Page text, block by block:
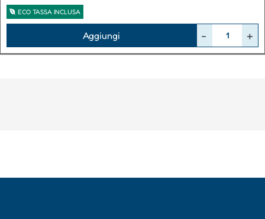
ECO TASSA INCLUSA
Aggiungi